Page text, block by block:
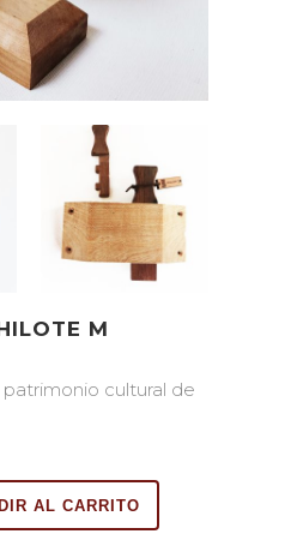
M
cultural de
AL CARRITO